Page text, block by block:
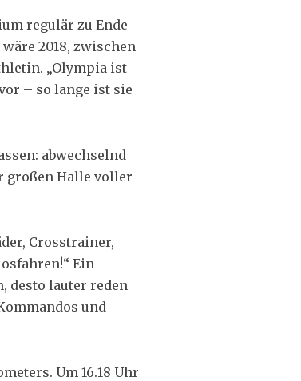
regulär zu Ende
2018, zwischen
„Olympia ist
– so lange ist sie
abwechselnd
großen Halle voller
Crosstrainer,
Ein
desto lauter reden
und
Um 16.18 Uhr